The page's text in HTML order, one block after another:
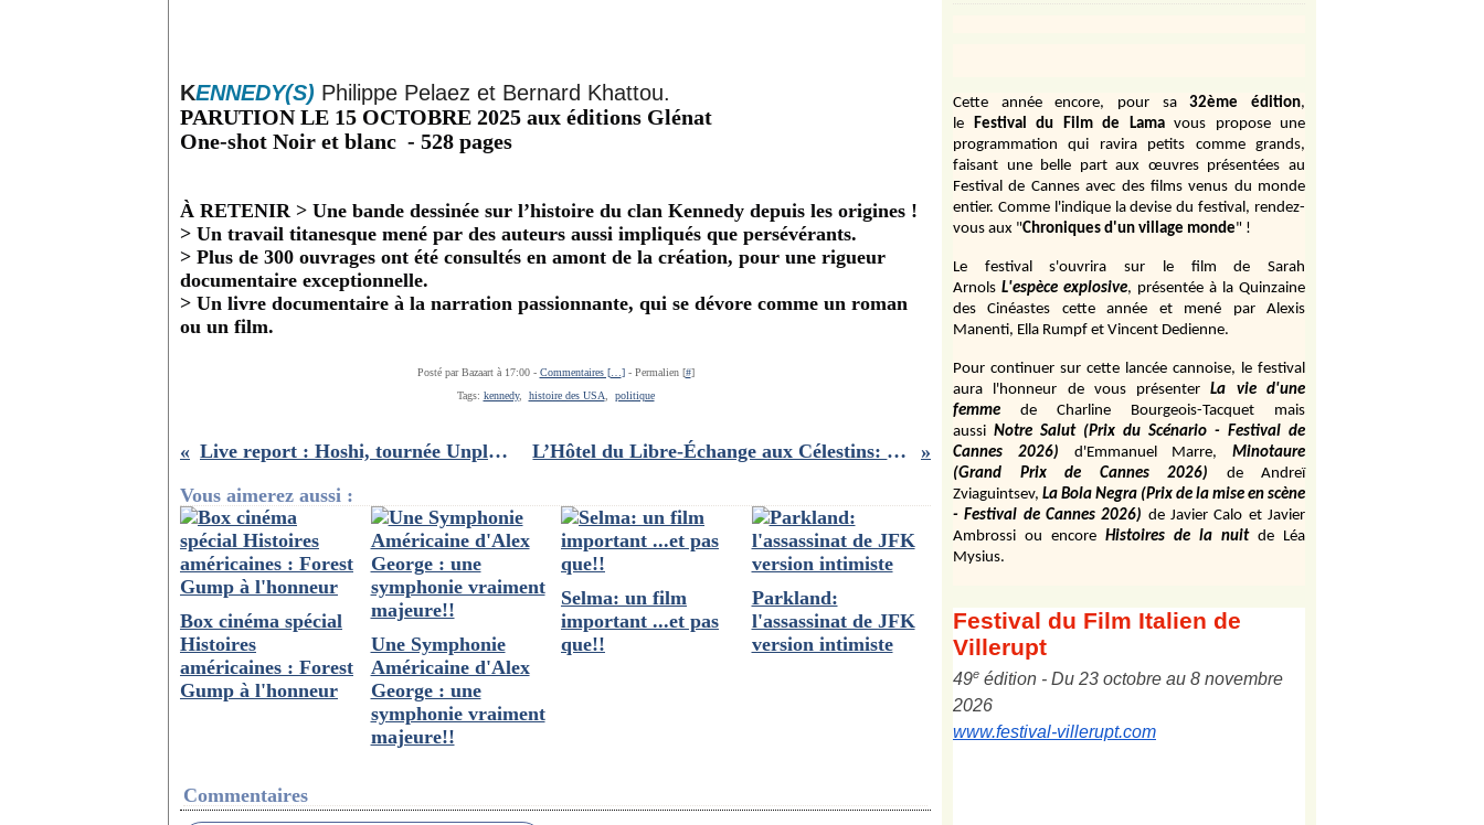
KENNEDY(S) Philippe Pelaez et Bernard Khattou.
PARUTION LE 15 OCTOBRE 2025 aux éditions Glénat
One-shot Noir et blanc - 528 pages
À RETENIR > Une bande dessinée sur l’histoire du clan Kennedy depuis les origines !
> Un travail titanesque mené par des auteurs aussi impliqués que persévérants.
> Plus de 300 ouvrages ont été consultés en amont de la création, pour une rigueur
documentaire exceptionnelle.
> Un livre documentaire à la narration passionnante, qui se dévore comme un roman
ou un film.
Posté par Bazaart à 17:00 - Commentaires [… ]- Permalien [#]
Tags: kennedy, histoire des USA politique
Live report : Hoshi, tournée Unplugged- Le Radiant (Lyon, le 22 novembre 2025 )
L’Hôtel du Libre‑Échange aux Célestins: l'alliage Feydeau-Nordey : pas d'offre 5 étoiles à la carte!
Vous aimerez aussi :
Box cinéma spécial
Histoires
américaines : Forest
Gump à l'honneur
Une Symphonie
Américaine d'Alex
George : une
symphonie vraiment
majeure!!
Selma: un film
important ...et pas
que!!
Parkland:
l'assassinat de JFK
version intimiste
Commentaires
Cette année encore, pour sa 32ème édition,
le Festival du Film de Lama vous propose une
programmation qui ravira petits comme grands,
faisant une belle part aux œuvres présentées au
Festival de Cannes avec des films venus du monde
entier. Comme l'indique la devise du festival, rendez-
vous aux "Chroniques d'un village monde" !
Le festival s'ouvrira sur le film de Sarah
Arnols L'espèce explosive, présentée à la Quinzaine
des Cinéastes cette année et mené par Alexis
Manenti, Ella Rumpf et Vincent Dedienne.
Pour continuer sur cette lancée cannoise, le festival
aura l'honneur de vous présenter
La vie d'une
femme
de Charline Bourgeois-Tacquet
mais
aussi Notre Salut (Prix du Scénario - Festival de
Cannes 2026)
d'Emmanuel Marre,
Minotaure
(Grand Prix de Cannes 2026)
de Andreï
Zviaguintsev, La Bola Negra (Prix de la mise en scène
- Festival de Cannes 2026) de Javier Calo et Javier
Ambrossi ou encore Histoires de la nuit de Léa
Mysius.
Festival du Film Italien de
Villerupt
49e édition - Du 23 octobre au 8 novembre
2026
www.festival-villerupt.com